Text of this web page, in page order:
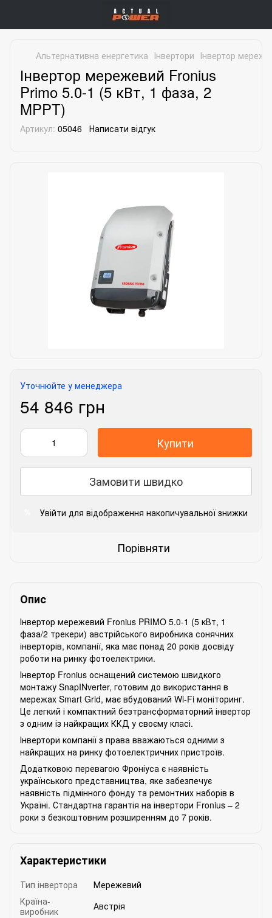
Альтернативна енергетика Інвертори Інвертор
Інвертор мережевий Fronius
Primo 5.0-1 (5 кВт, 1 фаза, 2
MPPT)
Артикул: 05046 Написати відгук
Уточнюйте у менеджера
54 846 грн
Купити
Замовити швидко
Увійти для відображення накопичувальної знижки
Порівняти
Опис
Інвертор мережевий Fronius PRIMO 5.0-1 (5 кВт, 1
фаза/2 трекери) австрійського виробника сонячних
інверторів, компанії, яка має понад 20 років досвіду
роботи на ринку фотоелектрики.
Інвертор Fronius оснащений системою швидкого
монтажу SnapINverter, готовим до використання в
мережах Smart Grid, має вбудований Wi-Fi моніторинг.
Це легкий і компактний безтрансформаторний інвертор
з одним із найкращих ККД у своєму класі.
Інвертори компанії з права вважаються одними з
найкращих на ринку фотоелектричних пристроїв.
Додатковою перевагою Фроніуса є наявність
українського представництва, яке забезпечує
наявність підмінного фонду та ремонтних наборів в
Україні. Стандартна гарантія на інвертори Fronius – 2
роки з безкоштовним розширенням до 7 років.
Характеристики
Тип інвертора
Мережевий
Країна-
виробник
Австрія